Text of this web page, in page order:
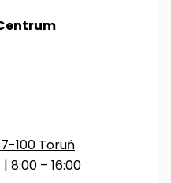
100 Toruń
8:00 – 16:00